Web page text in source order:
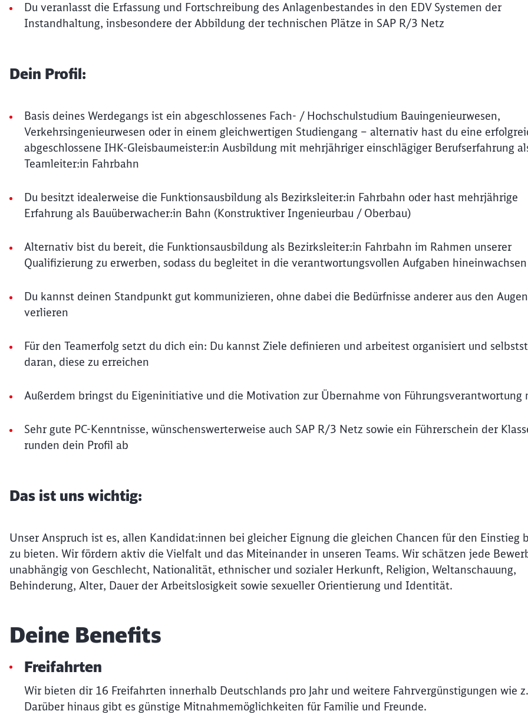
Du veranlasst die Erfassung und Fortschreibung des Anlagenbestandes in den EDV Systemen der
Instandhaltung, insbesondere der Abbildung der technischen Plätze in SAP R/3 Netz
Dein Profil:
Basis deines Werdegangs ist ein abgeschlossenes Fach- / Hochschulstudium Bauingenieurwesen,
Verkehrsingenieurwesen oder in einem gleichwertigen Studiengang – alternativ hast du eine
abgeschlossene IHK-Gleisbaumeister:in Ausbildung mit mehrjähriger einschlägiger Berufserfahrung
Teamleiter:in Fahrbahn
Du besitzt idealerweise die Funktionsausbildung als Bezirksleiter:in Fahrbahn oder hast mehrjährige
Erfahrung als Bauüberwacher:in Bahn (Konstruktiver Ingenieurbau / Oberbau)
Alternativ bist du bereit, die Funktionsausbildung als Bezirksleiter:in Fahrbahn im Rahmen unserer
Qualifizierung zu erwerben, sodass du begleitet in die verantwortungsvollen Aufgaben
Du kannst deinen Standpunkt gut kommunizieren, ohne dabei die Bedürfnisse anderer aus den
verlieren
Für den Teamerfolg setzt du dich ein: Du kannst Ziele definieren und arbeitest organisiert und
daran, diese zu erreichen
Außerdem bringst du Eigeninitiative und die Motivation zur Übernahme von Führungsverantwortung
Sehr gute PC-Kenntnisse, wünschenswerterweise auch SAP R/3 Netz sowie ein Führerschein der
runden dein Profil ab
Das ist uns wichtig:
Unser Anspruch ist es, allen Kandidat:innen bei gleicher Eignung die gleichen Chancen für den Einstieg
zu bieten. Wir fördern aktiv die Vielfalt und das Miteinander in unseren Teams. Wir schätzen jede
unabhängig von Geschlecht, Nationalität, ethnischer und sozialer Herkunft, Religion, Weltanschauung,
Behinderung, Alter, Dauer der Arbeitslosigkeit sowie sexueller Orientierung und Identität.
Deine Benefits
Freifahrten
Wir bieten dir 16 Freifahrten innerhalb Deutschlands pro Jahr und weitere Fahrvergünstigungen wie
Darüber hinaus gibt es günstige Mitnahmemöglichkeiten für Familie und Freunde.